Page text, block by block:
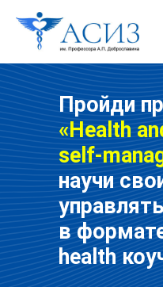
Вращайте
фортуныи
Пройди
«Health
self-
научи
в
health